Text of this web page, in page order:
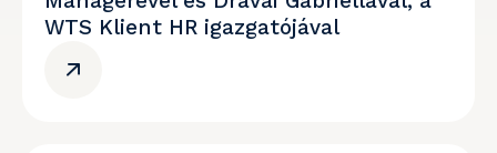
WTS Klient HR igazgatójával